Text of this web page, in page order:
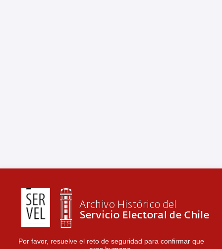
Por favor, resuelve el reto de seguridad para confirmar que